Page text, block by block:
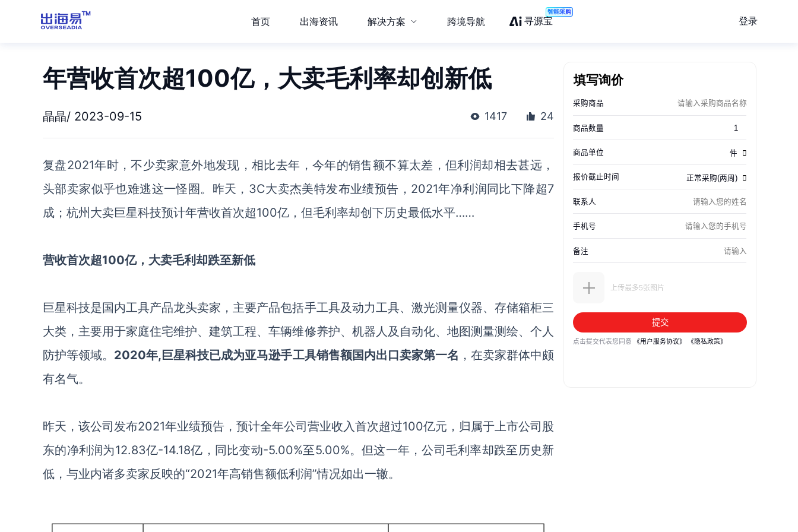
首页 出海资讯 解决方案 跨境导航 寻源宝
智能采购
登录
年营收首次超100亿，大卖毛利率却创新低
晶晶/ 2023-09-15 1417 24
复盘2021年时，不少卖家意外地发现，相比去年，今年的销售额不算太差，但利润却相去甚远，
头部卖家似乎也难逃这一怪圈。昨天，3C大卖杰美特发布业绩预告，2021年净利润同比下降超7
成；杭州大卖巨星科技预计年营收首次超100亿，但毛利率却创下历史最低水平……
营收首次超100亿，大卖毛利却跌至新低
巨星科技是国内工具产品龙头卖家，主要产品包括手工具及动力工具、激光测量仪器、存储箱柜三
大类，主要用于家庭住宅维护、建筑工程、车辆维修养护、机器人及自动化、地图测量测绘、个人
防护等领域。 2020年,巨星科技已成为亚马逊手工具销售额国内出口卖家第一名 ，在卖家群体中颇
有名气。
昨天，该公司发布2021年业绩预告，预计全年公司营业收入首次超过100亿元，归属于上市公司股
东的净利润为12.83亿-14.18亿 ，同比变动-5.00%至5.00%。但这一年，公司毛利率却跌至历史新
低，与业内诸多卖家反映的“2021年高销售额低利润”情况如出一辙。
填写询价